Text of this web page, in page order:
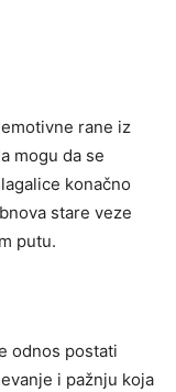
rane iz
mogu da se
konačno
stare veze
putu.
odnos postati
i pažnju koja